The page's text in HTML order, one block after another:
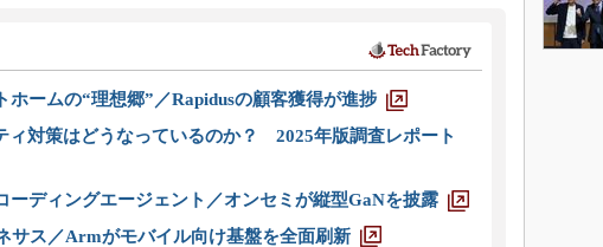
ホームの“理想郷”／Rapidusの顧客獲得が進捗
ィ対策はどうなっているのか？ 2025年版調査レポート
ディングエージェント／オンセミが縦型GaNを披露
サス／Armがモバイル向け基盤を全面刷新